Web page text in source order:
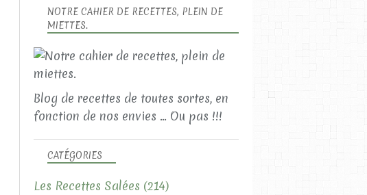
NOTRE CAHIER DE RECETTES, PLEIN DE
MIETTES.
Blog de recettes de toutes sortes, en
fonction de nos envies ... Ou pas !!!
CATÉGORIES
Les Recettes Salées (214)